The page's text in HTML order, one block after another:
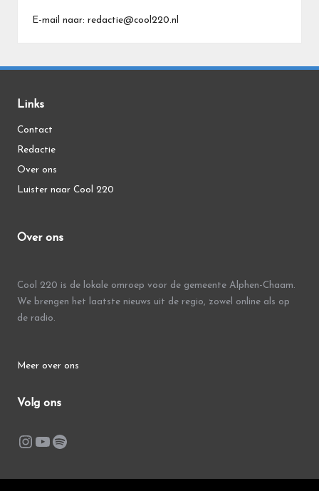
E-mail naar: redactie@cool220.nl
Links
Contact
Redactie
Over ons
Luister naar Cool 220
Over ons
Cool 220 is de lokale omroep voor de gemeente Alphen-Chaam.
We brengen het laatste nieuws uit de regio, zowel online als op
de radio.
Meer over ons
Volg ons
Instagram
YouTube
Spotify